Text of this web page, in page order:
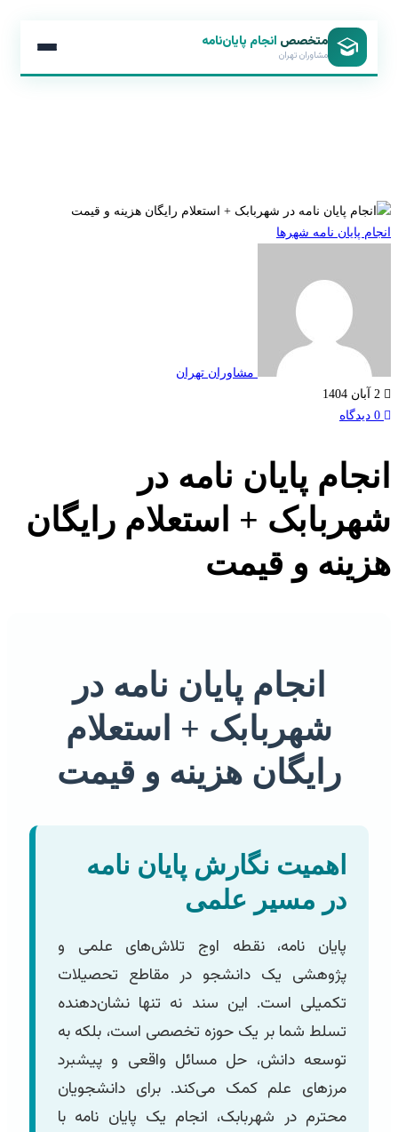
متخصصانجام پایان‌نامه
مشاوران تهران
پایان نامه شهرها
مشاوران تهران
پایان نامه در
+ استعلام رایگان
و قیمت
انجام پایان نامه در
شهربابک + استعلام
رایگان هزینه و قیمت
اهمیت نگارش پایان نامه
در مسیر علمی
پایان نامه، نقطه اوج تلاش‌های علمی و
پژوهشی یک دانشجو در مقاطع تحصیلات
تکمیلی است. این سند نه تنها نشان‌دهنده
تسلط شما بر یک حوزه تخصصی است، بلکه به
توسعه دانش، حل مسائل واقعی و پیشبرد
مرزهای علم کمک می‌کند. برای دانشجویان
محترم در شهربابک، انجام یک پایان نامه با